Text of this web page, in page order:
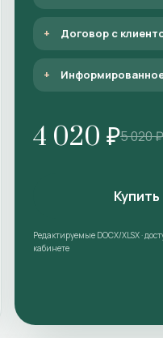
Договор с
4 020 ₽5 020 ₽
Редактируемые DOCX/XLSX ·
кабинете